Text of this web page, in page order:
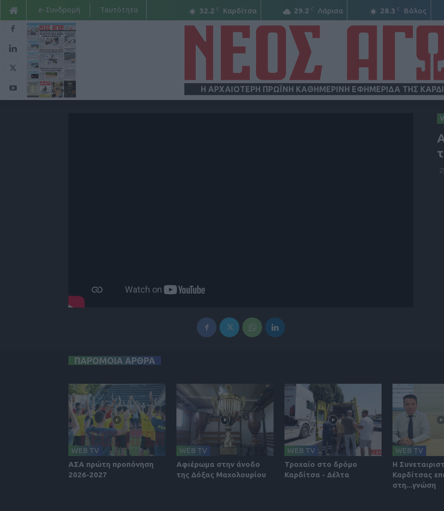
32.2 C Καρδίτσα 29.2 C Λάρισα 28.3 C Βόλος
e-Συνδρομή Ταυτότητα
Η ΑΡΧΑΙΟΤΕΡΗ ΠΡΩΪΝΗ ΚΑΘΗΜΕΡΙΝΗ ΕΦΗΜΕΡΙΔΑ ΤΗΣ
ΠΑΡΟΜΟΙΑ ΑΡΘΡΑ
WEB TV
ΑΣΑ πρώτη προπόνηση
2026-2027
WEB TV
Αφιέρωμα στην άνοδο
της Δόξας Μαχολουρίου
WEB TV
Τροχαίο στο δρόμο
Καρδίτσα - Δέλτα
WEB TV
Η
Καρδίτσας
στη...γνώση